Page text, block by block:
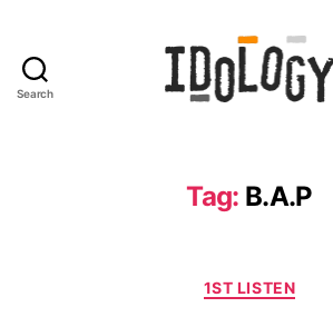
Search
Tag: B.A.P
1ST LISTEN